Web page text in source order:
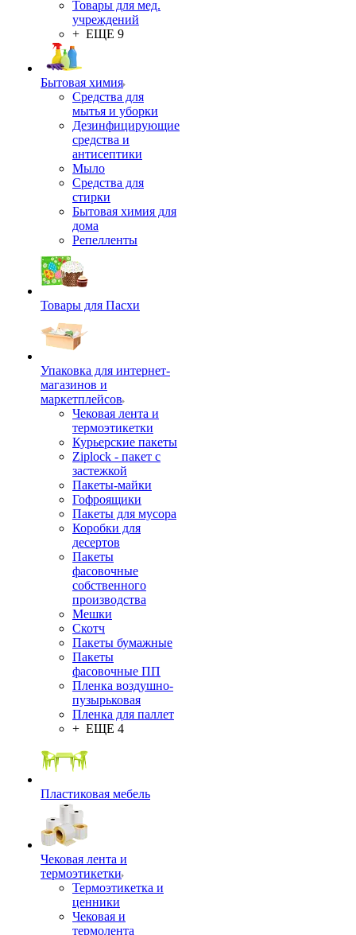
Товары для мед.
учреждений
+ ЕЩЕ 9
Бытовая химия
Средства для
мытья и уборки
Дезинфицирующие
средства и
антисептики
Мыло
Средства для
стирки
Бытовая химия для
дома
Репелленты
Товары для Пасхи
Упаковка для интернет-
магазинов и
маркетплейсов
Чековая лента и
термоэтикетки
Курьерские пакеты
Ziplock - пакет с
застежкой
Пакеты-майки
Гофроящики
Пакеты для мусора
Коробки для
десертов
Пакеты
фасовочные
собственного
производства
Мешки
Скотч
Пакеты бумажные
Пакеты
фасовочные ПП
Пленка воздушно-
пузырьковая
Пленка для паллет
+ ЕЩЕ 4
Пластиковая мебель
Чековая лента и
термоэтикетки
Термоэтикетка и
ценники
Чековая и
термолента